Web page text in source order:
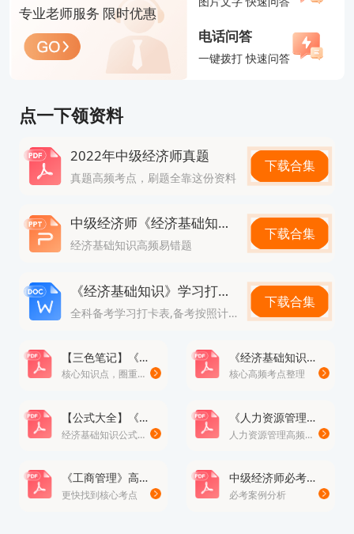
功后不予退费（不可抗力除外）。
发票申请：考生可于缴费完成后30天内登录系统
下载电子发票，单位或个人抬头均可开具，需准确填
三、报考政策答疑与备考助力服务
常见问题：
报名卡顿：建议错峰登录或更换浏览器，优先上
午9-11点操作；材料不全：提前备好学历认证报告、
工作证明（需加盖公章），在线核验未过者需线下提
确，保留支付凭证备查。
高顿专属服务：
若对报考条件、材料审核或专业选择存在疑问，
可点击【在线免费咨询】，提供1对1政策解读与备考
规划，包含2025年考纲变动分析、高频考点精讲及
模拟题库服务。此外，学员可领取《经济基础知识必
突破备考瓶颈。
专业老师服务 限时优惠
电话问答
一键拨打 快速问答
点一下领资料
2022年中级经济师真题
真题高频考点，刷题全靠这份资料
下载合集
中级经济师《经济基础知识》高频易错题
经济基础知识高频易错题
下载合集
《经济基础知识》学习打卡表
全科备考学习打卡表,备考按照计划走
下载合集
【三色笔记】《经济基础知识》· 修正版
核心知识点，圈重点
《经济基础知识》高频考点总结100个
核心高频考点整理
【公式大全】《经济基础知识》公式
经济基础知识公式大全
《人力资源管理》高频易错题
人力资源管理高频易错题
《工商管理》高频考点
更快找到核心考点
中级经济师必考案例分析题
必考案例分析